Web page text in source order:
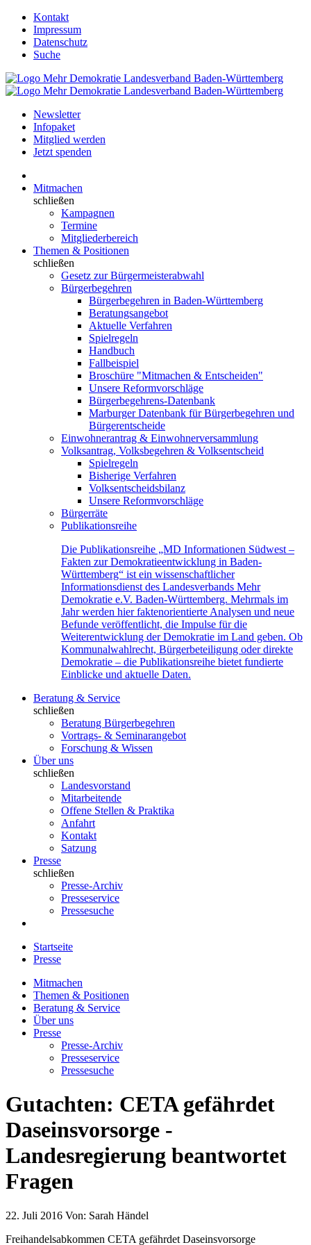
Kontakt
Impressum
Datenschutz
Suche
Newsletter
Infopaket
Mitglied werden
Jetzt spenden
Mitmachen
schließen
Kampagnen
Termine
Mitgliederbereich
Themen & Positionen
schließen
Gesetz zur Bürgermeisterabwahl
Bürgerbegehren
Bürgerbegehren in Baden-Württemberg
Beratungsangebot
Aktuelle Verfahren
Spielregeln
Handbuch
Fallbeispiel
Broschüre "Mitmachen & Entscheiden"
Unsere Reformvorschläge
Bürgerbegehrens-Datenbank
Marburger Datenbank für Bürgerbegehren und
Bürgerentscheide
Einwohnerantrag & Einwohnerversammlung
Volksantrag, Volksbegehren & Volksentscheid
Spielregeln
Bisherige Verfahren
Volksentscheidsbilanz
Unsere Reformvorschläge
Bürgerräte
Publikationsreihe
Die Publikationsreihe „MD Informationen Südwest –
Fakten zur Demokratieentwicklung in Baden-
Württemberg“ ist ein wissenschaftlicher
Informationsdienst des Landesverbands Mehr
Demokratie e.V. Baden-Württemberg. Mehrmals im
Jahr werden hier faktenorientierte Analysen und neue
Befunde veröffentlicht, die Impulse für die
Weiterentwicklung der Demokratie im Land geben. Ob
Kommunalwahlrecht, Bürgerbeteiligung oder direkte
Demokratie – die Publikationsreihe bietet fundierte
Einblicke und aktuelle Daten.
Beratung & Service
schließen
Beratung Bürgerbegehren
Vortrags- & Seminarangebot
Forschung & Wissen
Über uns
schließen
Landesvorstand
Mitarbeitende
Offene Stellen & Praktika
Anfahrt
Kontakt
Satzung
Presse
schließen
Presse-Archiv
Presseservice
Pressesuche
Startseite
Presse
Mitmachen
Themen & Positionen
Beratung & Service
Über uns
Presse
Presse-Archiv
Presseservice
Pressesuche
Gutachten: CETA gefährdet
Daseinsvorsorge -
Landesregierung beantwortet
Fragen
22. Juli 2016 Von: Sarah Händel
Freihandelsabkommen CETA gefährdet Daseinsvorsorge